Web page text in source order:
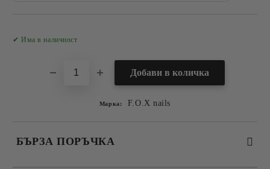
✔ Има в наличност
Марка: F.O.X nails
БЪРЗА ПОРЪЧКА